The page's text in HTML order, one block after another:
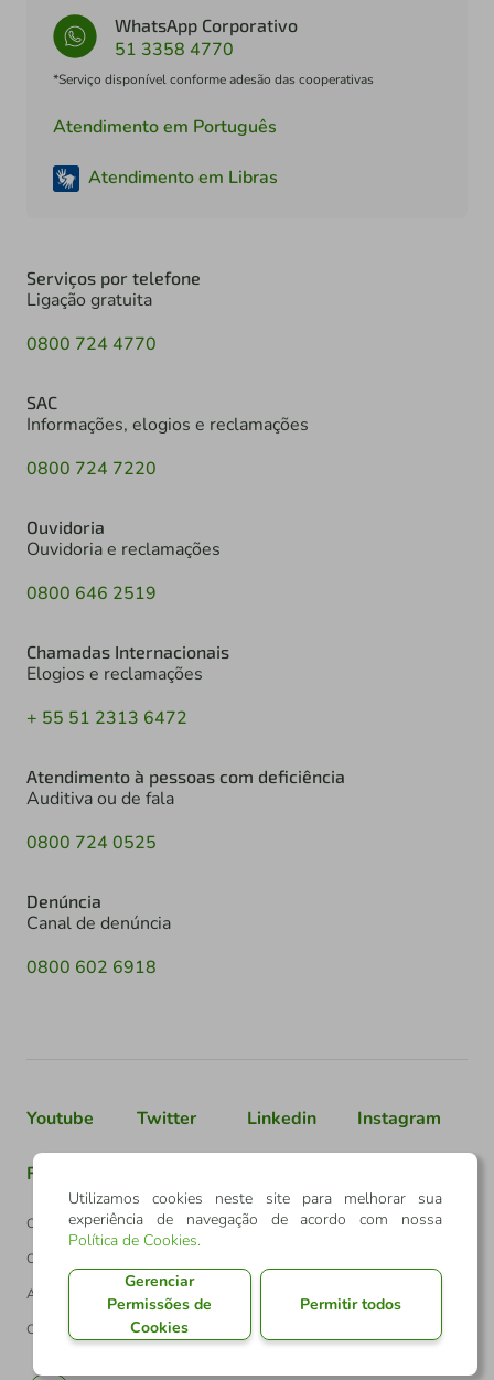
WhatsApp Corporativo
51 3358 4770
*Serviço disponível conforme adesão das cooperativas
Atendimento em Português
Atendimento em Libras
Serviços por telefone
Ligação gratuita
0800 724 4770
SAC
Informações, elogios e reclamações
0800 724 7220
Ouvidoria
Ouvidoria e reclamações
0800 646 2519
Chamadas Internacionais
Elogios e reclamações
+ 55 51 2313 6472
Atendimento à pessoas com deficiência
Auditiva ou de fala
0800 724 0525
Denúncia
Canal de denúncia
0800 602 6918
Youtube Twitter Linkedin Instagram
Facebook
Confederação Sicredi
CNPJ: 03.795.072/0001-60
Av. Assis Brasil, 3940, J. Lindóia - Porto Alegre
CEP: 91010-003
Utilizamos cookies neste site para melhorar sua
experiência de navegação de acordo com nossa
Política de Cookies.
Gerenciar
Permissões de
Cookies
Permitir todos